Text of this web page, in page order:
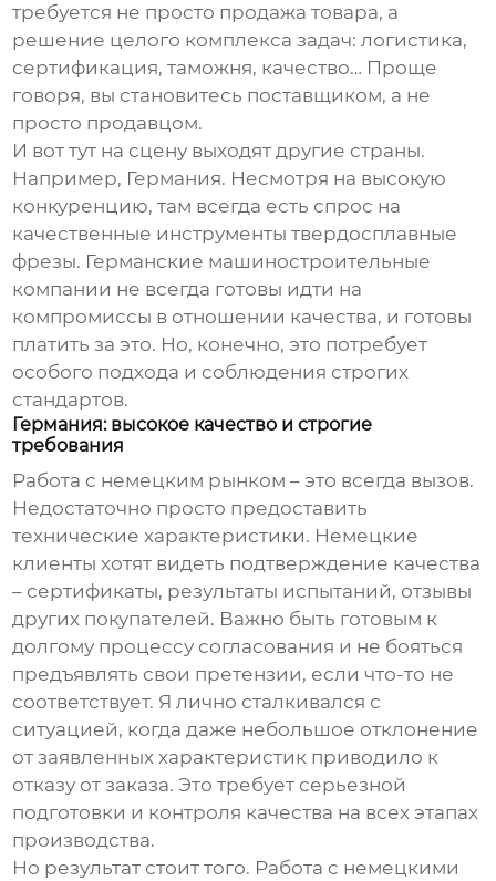
требуется не просто продажа товара, а
решение целого комплекса задач: логистика,
сертификация, таможня, качество… Проще
говоря, вы становитесь поставщиком, а не
просто продавцом.
И вот тут на сцену выходят другие страны.
Например, Германия. Несмотря на высокую
конкуренцию, там всегда есть спрос на
качественные инструменты твердосплавные
фрезы. Германские машиностроительные
компании не всегда готовы идти на
компромиссы в отношении качества, и готовы
платить за это. Но, конечно, это потребует
особого подхода и соблюдения строгих
стандартов.
Германия: высокое качество и строгие
требования
Работа с немецким рынком – это всегда вызов.
Недостаточно просто предоставить
технические характеристики. Немецкие
клиенты хотят видеть подтверждение качества
– сертификаты, результаты испытаний, отзывы
других покупателей. Важно быть готовым к
долгому процессу согласования и не бояться
предъявлять свои претензии, если что-то не
соответствует. Я лично сталкивался с
ситуацией, когда даже небольшое отклонение
от заявленных характеристик приводило к
отказу от заказа. Это требует серьезной
подготовки и контроля качества на всех этапах
производства.
Но результат стоит того. Работа с немецкими